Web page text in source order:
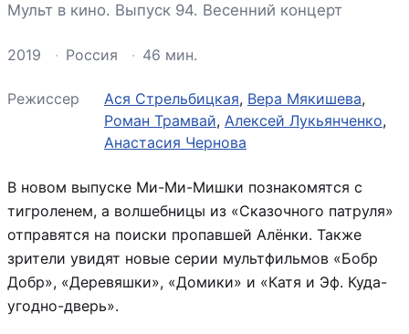
Мульт в кино. Выпуск 94. Весенний концерт
2019 · Россия · 46 мин.
Режиссер Ася Стрельбицкая, Вера Мякишева,
Роман Трамвай, Алексей Лукьянченко,
Анастасия Чернова
В новом выпуске Ми-Ми-Мишки познакомятся с
тигроленем, а волшебницы из «Сказочного патруля»
отправятся на поиски пропавшей Алёнки. Также
зрители увидят новые серии мультфильмов «Бобр
Добр», «Деревяшки», «Домики» и «Катя и Эф. Куда-
угодно-дверь».